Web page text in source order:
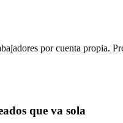
por cuenta propia.
que va sola